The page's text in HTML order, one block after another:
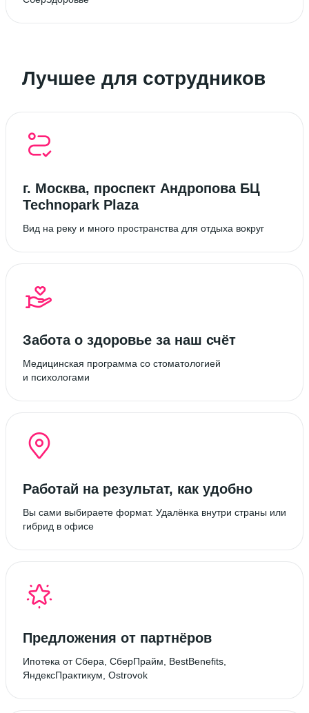
Лучшее для сотрудников
г. Москва, проспект Андропова БЦ
Technopark Plaza
Вид на реку и много пространства для отдыха вокруг
Забота о здоровье за наш счёт
Медицинская программа со стоматологией
и психологами
Работай на результат, как удобно
Вы сами выбираете формат. Удалёнка внутри страны или
гибрид в офисе
Предложения от партнёров
Ипотека от Сбера, СберПрайм, BestBenefits,
ЯндексПрактикум, Ostrovok